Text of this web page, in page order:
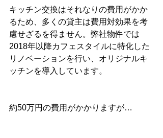
キッチン交換はそれなりの費用がかか
るため、多くの貸主は費用対効果を考
慮せざるを得ません。弊社物件では
2018年以降カフェスタイルに特化した
リノベーションを行い、オリジナルキ
ッチンを導入しています。
約50万円の費用がかかりますが…